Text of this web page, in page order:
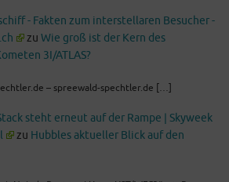
- Fakten zum interstellaren Besucher -
zu Wie groß ist der Kern des
3I/ATLAS?
– spreewald-spechtler.de […]
steht erneut auf der Rampe | Skyweek
zu Hubbles aktueller Blick auf den